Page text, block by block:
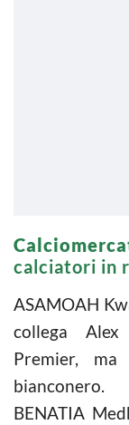
calciatori in
ASAMOAH
collega Alex
Premier,
bianconero.
BENATIA